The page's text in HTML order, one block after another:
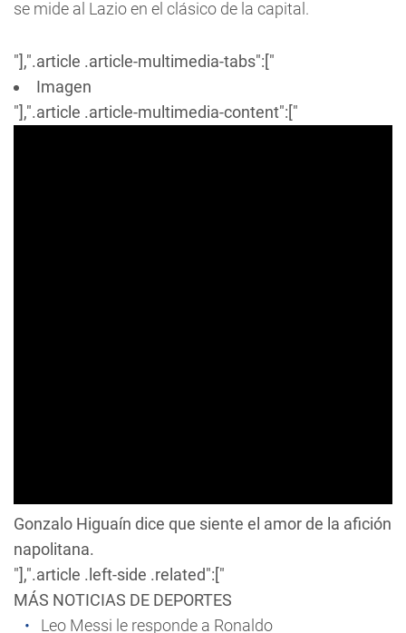
se mide al Lazio en el clásico de la capital.
"],".article .article-multimedia-tabs":["
Imagen
"],".article .article-multimedia-content":["
Gonzalo Higuaín dice que siente el amor de la afición
napolitana.
"],".article .left-side .related":["
MÁS NOTICIAS DE DEPORTES
Leo Messi le responde a Ronaldo